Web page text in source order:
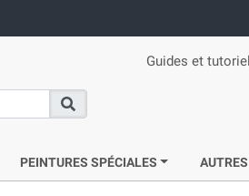
Guides et
Recherche
PEINTURES SPÉCIALES